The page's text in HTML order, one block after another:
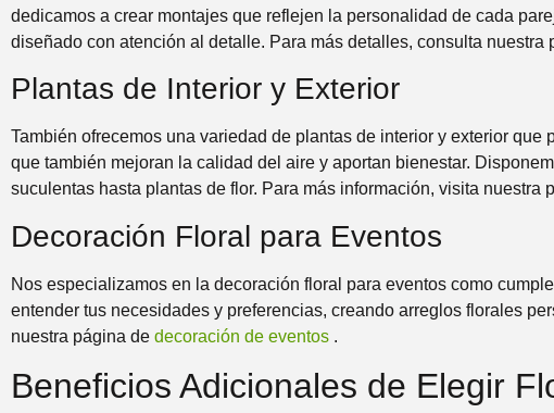
dedicamos a crear montajes que reflejen la personalidad de cada
diseñado con atención al detalle. Para más detalles, consulta nuestra
Plantas de Interior y Exterior
También ofrecemos una variedad de plantas de interior y exterior
que también mejoran la calidad del aire y aportan bienestar.
suculentas hasta plantas de flor. Para más información, visita nuestra
Decoración Floral para Eventos
Nos especializamos en la decoración floral para eventos como
entender tus necesidades y preferencias, creando arreglos florales
nuestra página de decoración de eventos .
Beneficios Adicionales de Elegir